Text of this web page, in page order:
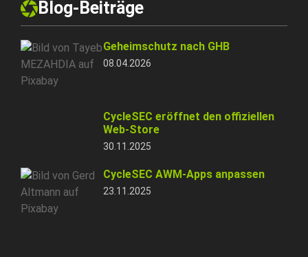
Blog-Beiträge
Geheimschutz nach GHB
08.04.2026
CycleSEC eröffnet den offiziellen
Web-Store
30.11.2025
CycleSEC AWM-Apps anpassen
23.11.2025